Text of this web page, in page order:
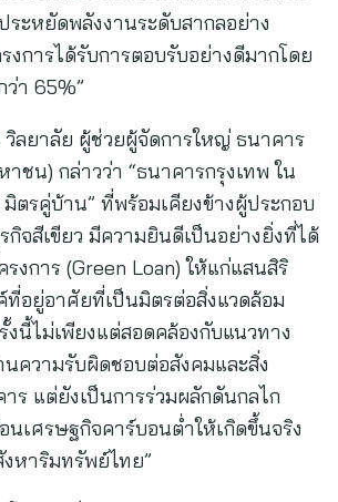
ระหยัดพลังงานระดับสากลอย่าง
งการได้รับการตอบรับอย่างดีมากโดย
า 65%”
ลยาลัย ผู้ช่วยผู้จัดการใหญ่ ธนาคาร
าชน) กล่าวว่า “ธนาคารกรุงเทพ ใน
ตรคู่บ้าน” ที่พร้อมเคียงข้างผู้ประกอบ
กิจสีเขียว มีความยินดีเป็นอย่างยิ่งที่ได้
งการ (Green Loan) ให้แก่แสนสิริ
ที่อยู่อาศัยที่เป็นมิตรต่อสิ่งแวดล้อม
นี้ไม่เพียงแต่สอดคล้องกับแนวทาง
ความรับผิดชอบต่อสังคมและสิ่ง
ร แต่ยังเป็นการร่วมผลักดันกลไก
นเศรษฐกิจคาร์บอนต่ำให้เกิดขึ้นจริง
หาริมทรัพย์ไทย”